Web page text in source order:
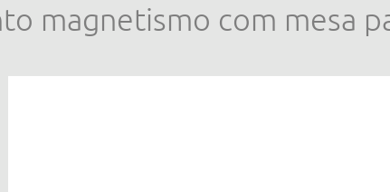
magnetismo com mesa